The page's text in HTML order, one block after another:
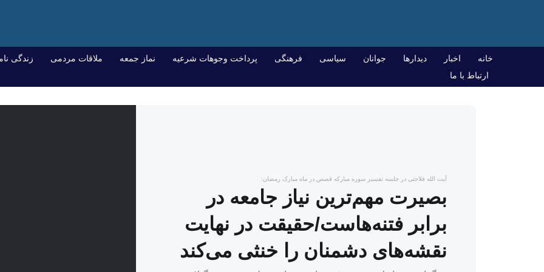
خانه اخبار دیدارها جوانان سیاسی فرهنگی پرداخت وجوهات شرعیه نماز جمعه ملاقات مردمی
زندگی
ارتباط با ما
آیت الله فلاحتی در جلسه تفسیر سوره مبارکه قصص در ماه مبارک رمضان:
بصیرت مهم‌ترین نیاز جامعه در
برابر فتنه‌هاست/حقیقت در نهایت
نقشه‌های دشمنان را خنثی می‌کند